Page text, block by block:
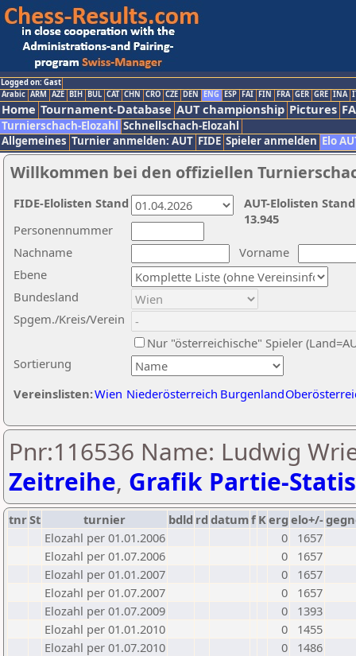
Logged on: Gast
Arabic ARM AZE BIH BUL CAT CHN CRO CZE DEN ENG ESP FAI FIN FRA GER GRE INA
Home Tournament-Database AUT championship Pictures
Turnierschach-Elozahl Schnellschach-Elozahl
Allgemeines Turnier anmelden: AUT FIDE Spieler anmelden Elo
Willkommen bei den offiziellen
Nachname
Vorname
Ebene
Sortierung
Personennummer
Bundesland
Spgem./Kreis/Verein
Nur "österreichische" Spieler
Vereinslisten:Wien Niederösterreich Burgenland
AUT-Elolisten
13.945
FIDE-Elolisten Stand
Pnr:116536 Name: Ludwig
Zeitreihe, Grafik Partie-
tnrSt turnier bdld rd datumf Kerg elo+/-
Elozahl per 01.01.2006
0
1657
Elozahl per 01.07.2006
0
1657
Elozahl per 01.01.2007
0
1657
Elozahl per 01.07.2007
0
1657
Elozahl per 01.07.2009
0
1393
Elozahl per 01.01.2010
0
1455
Elozahl per 01.07.2010
0
1486